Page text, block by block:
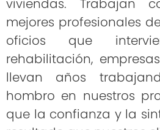
viviendas. Trabajan
mejores profesionales
oficios que
rehabilitación,
llevan años
hombro en nuestros
que la confianza y la